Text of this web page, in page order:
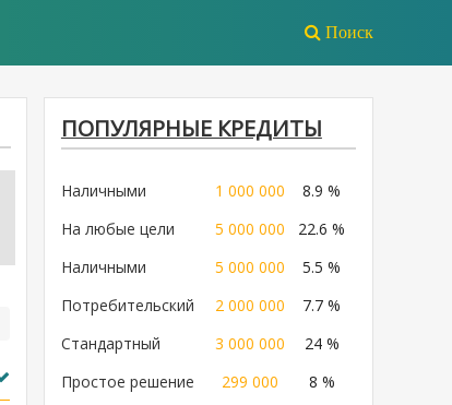
Поиск
ПОПУЛЯРНЫЕ КРЕДИТЫ
Наличными 1 000 000
8.9 %
На любые цели
5 000 000
22.6 %
Наличными
5 000 000
5.5 %
Потребительский
2 000 000
7.7 %
Стандартный
3 000 000
24 %
Простое решение
299 000 8 %